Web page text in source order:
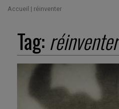
Accueil | réinventer
Tag:réinventer